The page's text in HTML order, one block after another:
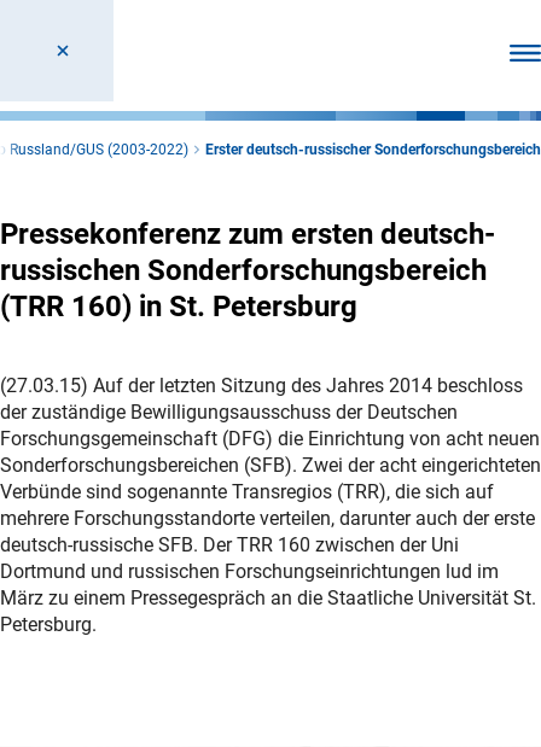
Russland/GUS (2003-2022) Erster deutsch-russischer Sonderforschungsbereich
Pressekonferenz zum ersten deutsch-
russischen Sonderforschungsbereich
(TRR 160) in St. Petersburg
(27.03.15) Auf der letzten Sitzung des Jahres 2014 beschloss
der zuständige Bewilligungsausschuss der Deutschen
Forschungsgemeinschaft (DFG) die Einrichtung von acht neuen
Sonderforschungsbereichen (SFB). Zwei der acht eingerichteten
Verbünde sind sogenannte Transregios (TRR), die sich auf
mehrere Forschungsstandorte verteilen, darunter auch der erste
deutsch-russische SFB. Der TRR 160 zwischen der Uni
Dortmund und russischen Forschungseinrichtungen lud im
März zu einem Pressegespräch an die Staatliche Universität St.
Petersburg.